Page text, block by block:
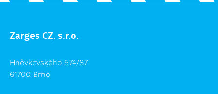
Zarges CZ, s.r.o.
Hněvkovského 574/87
61700 Brno